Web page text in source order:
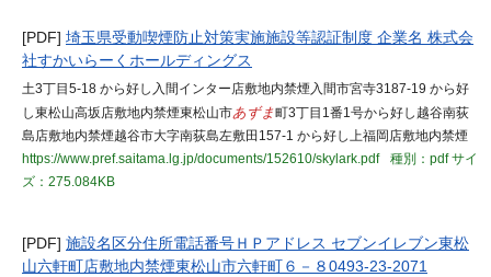
[PDF] 埼玉県受動喫煙防止対策実施施設等認証制度 企業名 株式会
社すかいらーくホールディングス
土3丁目5-18 から好し入間インター店敷地内禁煙入間市宮寺3187-19 から好
し東松山高坂店敷地内禁煙東松山市あずま町3丁目1番1号から好し越谷南荻
島店敷地内禁煙越谷市大字南荻島左敷田157-1 から好し上福岡店敷地内禁煙
https://www.pref.saitama.lg.jp/documents/152610/skylark.pdf
種別：pdfサイ
ズ：275.084KB
[PDF] 施設名区分住所電話番号ＨＰアドレス セブンイレブン東松
山六軒町店敷地内禁煙東松山市六軒町６－８0493-23-2071